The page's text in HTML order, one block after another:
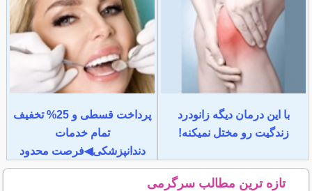
با این درمان دیگه زانودرد
زندگیت رو مختل نمیکنه!
پرداخت قسطی و 25% تخفیف
تمام خدمات
دندانپزشکی◀فرصت محدود
تازه ترین مطالب سرگرمی